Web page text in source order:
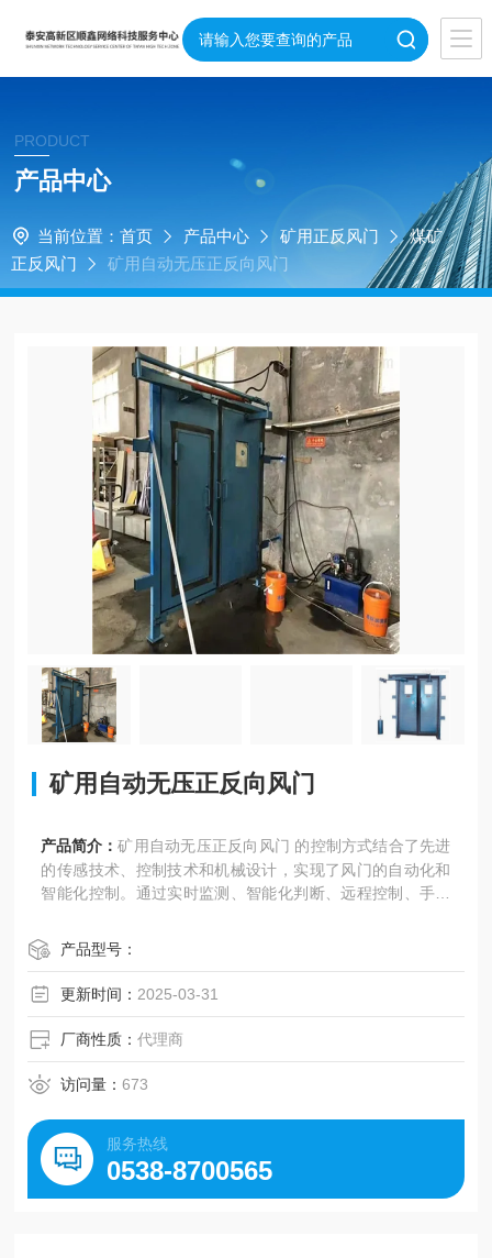
PRODUCT
产品中心
当前位置： 首页 产品中心 矿用正反风门
煤矿
正反风门
矿用自动无压正反向风门
矿用自动无压正反向风门
产品简介：矿用自动无压正反向风门 的控制方式结合了先进
的传感技术、控制技术和机械设计，实现了风门的自动化和
智能化控制。通过实时监测、智能化判断、远程控制、手动
确保了矿井通风系统的安全、高效运行。这种控制方式不仅
提高了通风系统的可靠性和稳定性，还降低了人工操作的难
度和成本，为煤矿生产提供了有力的保障。
产品型号：
更新时间： 2025-03-31
厂商性质：代理商
访问量：673
服务热线
0538-8700565